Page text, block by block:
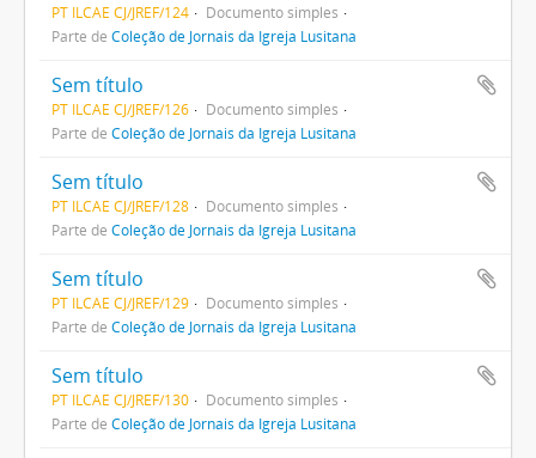
PT ILCAE CJ/JREF/124
Documento simples
Parte de Coleção de Jornais da Igreja Lusitana
Sem título
PT ILCAE CJ/JREF/126
Documento simples
Parte de Coleção de Jornais da Igreja Lusitana
Sem título
PT ILCAE CJ/JREF/128
Documento simples
Parte de Coleção de Jornais da Igreja Lusitana
Sem título
PT ILCAE CJ/JREF/129
Documento simples
Parte de Coleção de Jornais da Igreja Lusitana
Sem título
PT ILCAE CJ/JREF/130
Documento simples
Parte de Coleção de Jornais da Igreja Lusitana